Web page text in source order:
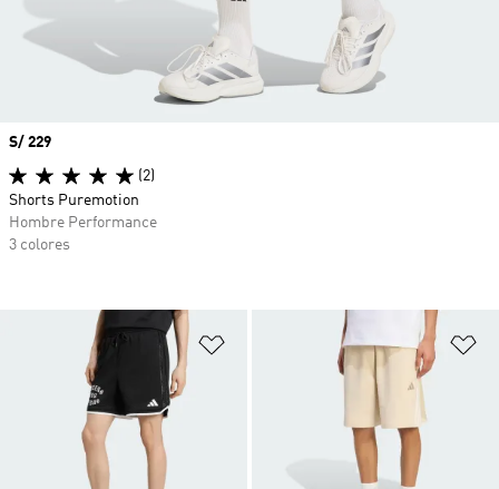
Añadir a la lista de deseos
Precio
S/ 229
(2)
Shorts Puremotion
Hombre Performance
3 colores